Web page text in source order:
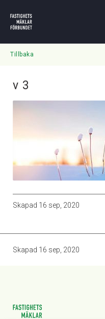
Tillbaka
v 3
Skapad 16 sep, 2020
Skapad 16 sep, 2020